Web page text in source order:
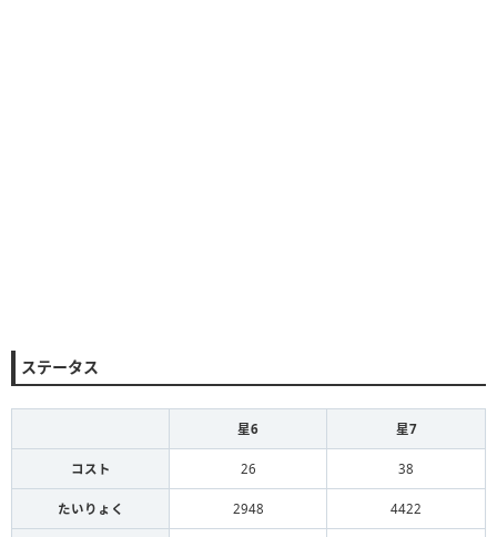
ステータス
星6 星7
コスト 26 38
たいりょく 2948 4422